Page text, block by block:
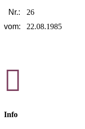
Nr.:
26
vom:
22.08.1985

Info